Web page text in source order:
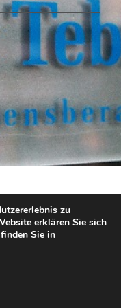
zu
erklären Sie sich
Sie in